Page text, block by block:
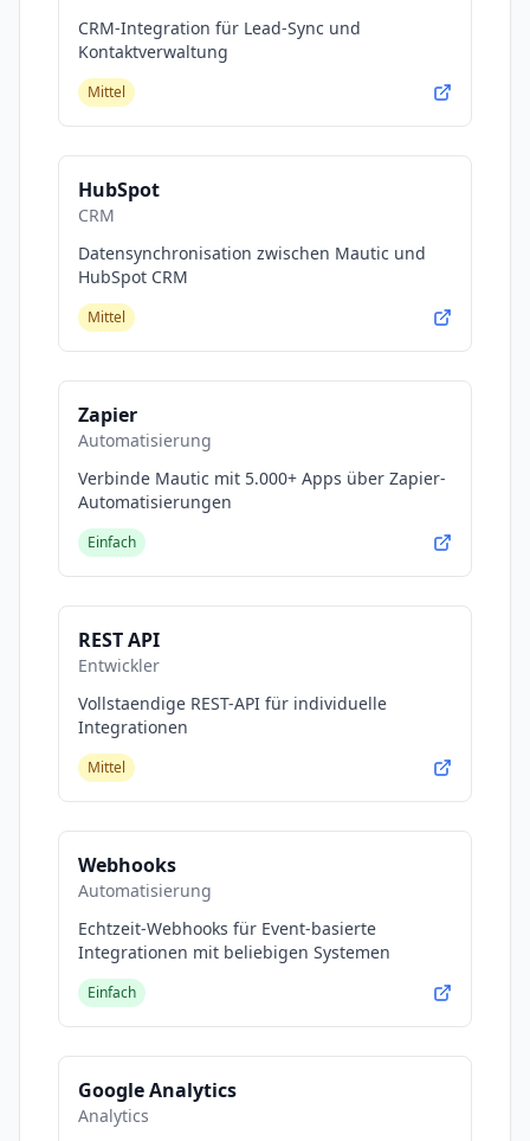
CRM-Integration für Lead-Sync und
Kontaktverwaltung
Mittel
HubSpot
CRM
Datensynchronisation zwischen Mautic und
HubSpot CRM
Mittel
Zapier
Automatisierung
Verbinde Mautic mit 5.000+ Apps über Zapier-
Automatisierungen
Einfach
REST API
Entwickler
Vollstaendige REST-API für individuelle
Integrationen
Mittel
Webhooks
Automatisierung
Echtzeit-Webhooks für Event-basierte
Integrationen mit beliebigen Systemen
Einfach
Google Analytics
Analytics